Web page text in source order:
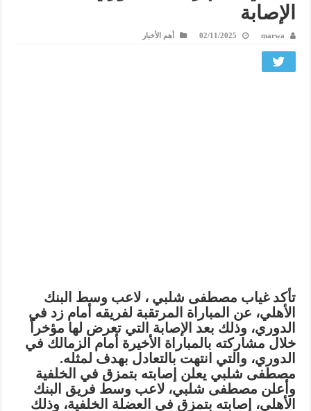
الإصابة
marwa
02/11/2025 أهم الأخبار
تأكد غياب مصطفى شلبي ، لاعب وسط البنك
الأهلي، عن المباراة المرتقبة لفريقه أمام زد في
الدوري، وذلك بعد الإصابة التي تعرض لها مؤخراً
خلال مشاركته بالمباراة الأخيرة أمام الزمالك في
الدوري، والتي انتهت بالتعادل بهدف لمثله.
مصطفى شلبي يعلن إصابته بتمزق في الخلفية
وأعلن مصطفى شلبي، لاعب وسط فريق البنك
الأهلي، إصابته بتمزق في العضلة الخلفية، وذلك